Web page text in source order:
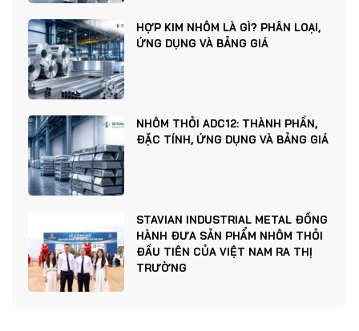
HỢP KIM NHÔM LÀ GÌ? PHÂN LOẠI,
ỨNG DỤNG VÀ BẢNG GIÁ
NHÔM THỎI ADC12: THÀNH PHẦN,
ĐẶC TÍNH, ỨNG DỤNG VÀ BẢNG GIÁ
STAVIAN INDUSTRIAL METAL ĐỒNG
HÀNH ĐƯA SẢN PHẨM NHÔM THỎI
ĐẦU TIÊN CỦA VIỆT NAM RA THỊ
TRƯỜNG